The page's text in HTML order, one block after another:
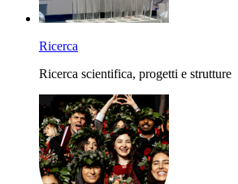
Ricerca
Ricerca scientifica, progetti e strutture